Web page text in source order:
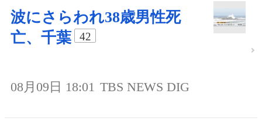
波にさらわれ38歳男性死
亡、千葉
42
08月09日 18:01 TBS NEWS DIG